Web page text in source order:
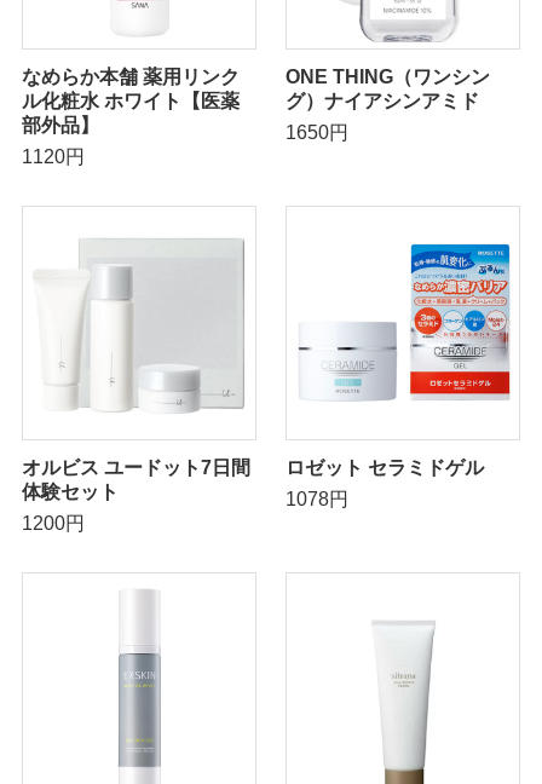
なめらか本舗 薬用リンク
ル化粧水 ホワイト【医薬
部外品】
1120円
ONE THING（ワンシン
グ）ナイアシンアミド
1650円
オルビス ユードット7日間
体験セット
1200円
ロゼット セラミドゲル
1078円